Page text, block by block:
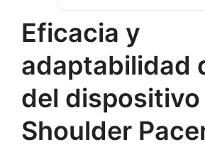
Eficacia y
adaptabilidad
del dispositivo
Shoulder